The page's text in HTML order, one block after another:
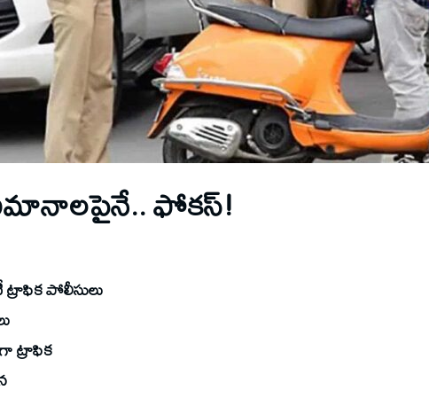
ఫోకస్‌!
పోలీసులు
ట్రాఫిక